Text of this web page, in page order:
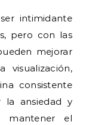
pero con las
mejorar
visualización,
consistente
la ansiedad y
mantener el